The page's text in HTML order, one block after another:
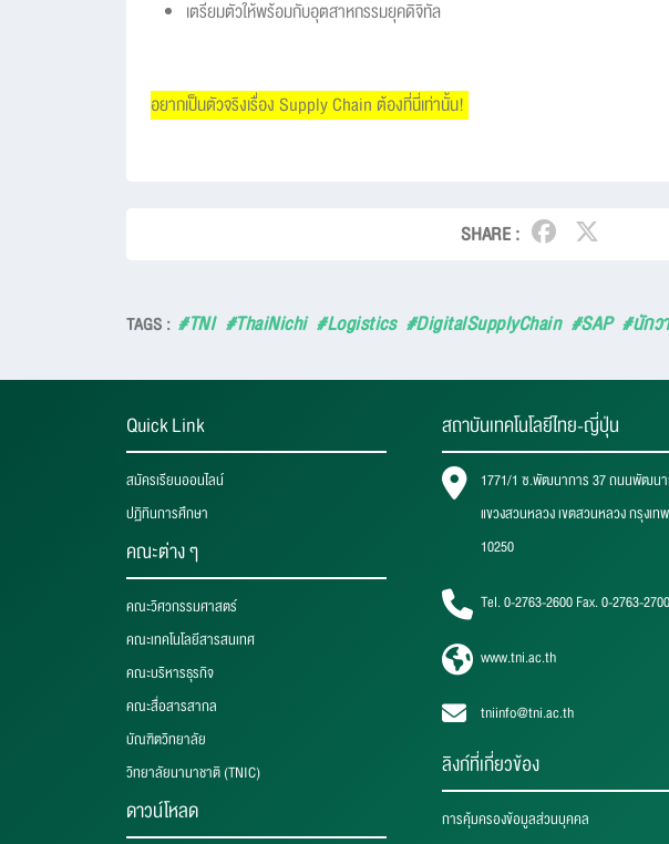
เตรียมตัวให้พร้อมกับอุตสาหกรรมยุคดิจิทัล
อยากเป็นตัวจริงเรื่อง Supply Chain ต้องที่นี่เท่านั้น!
SHARE :
TAGS : #TNI #ThaiNichi #Logistics #DigitalSupplyChain #SAP #นักว
Quick Link
สมัครเรียนออนไลน์
ปฏิทินการศึกษา
คณะต่าง ๆ
คณะวิศวกรรมศาสตร์
คณะเทคโนโลยีสารสนเทศ
คณะบริหารธุรกิจ
คณะสื่อสารสากล
บัณฑิตวิทยาลัย
วิทยาลัยนานาชาติ (TNIC)
ดาวน์โหลด
สถาบันเทคโนโลยีไทย-ญี่ปุ่น
1771/1 ซ.พัฒนาการ 37 ถนนพัฒน
แขวงสวนหลวง เขตสวนหลวง กรุงเท
10250
Tel. 0-2763-2600 Fax. 0-2763-2700
www.tni.ac.th
tniinfo@tni.ac.th
ลิงก์ที่เกี่ยวข้อง
การคุ้มครองข้อมูลส่วนบุคคล